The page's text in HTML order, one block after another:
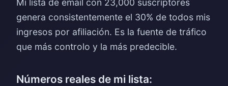
Mi lista de email con 23,000 suscriptores
genera consistentemente el 30% de todos mis
ingresos por afiliación. Es la fuente de tráfico
que más controlo y la más predecible.
Números reales de mi lista: